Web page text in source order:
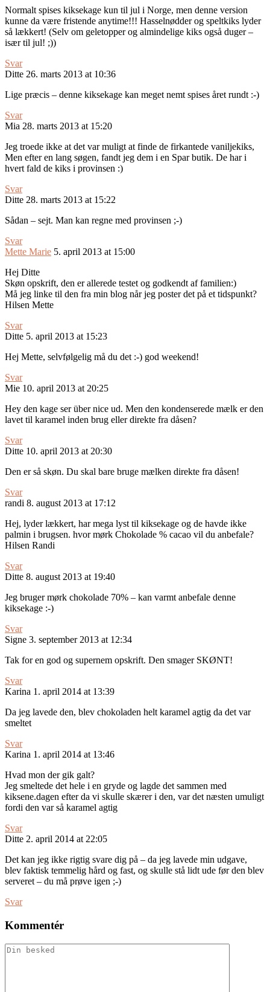
Normalt spises kiksekage kun til jul i Norge, men denne version
kunne da være fristende anytime!!! Hasselnødder og speltkiks lyder
så lækkert! (Selv om geletopper og almindelige kiks også duger –
især til jul! ;))
Svar
Ditte 26. marts 2013 at 10:36
Lige præcis – denne kiksekage kan meget nemt spises året rundt :-)
Svar
Mia 28. marts 2013 at 15:20
Jeg troede ikke at det var muligt at finde de firkantede vaniljekiks,
Men efter en lang søgen, fandt jeg dem i en Spar butik. De har i
hvert fald de kiks i provinsen :)
Svar
Ditte 28. marts 2013 at 15:22
Sådan – sejt. Man kan regne med provinsen ;-)
Svar
Mette Marie 5. april 2013 at 15:00
Hej Ditte
Skøn opskrift, den er allerede testet og godkendt af familien:)
Må jeg linke til den fra min blog når jeg poster det på et tidspunkt?
Hilsen Mette
Svar
Ditte 5. april 2013 at 15:23
Hej Mette, selvfølgelig må du det :-) god weekend!
Svar
Mie 10. april 2013 at 20:25
Hey den kage ser über nice ud. Men den kondenserede mælk er den
lavet til karamel inden brug eller direkte fra dåsen?
Svar
Ditte 10. april 2013 at 20:30
Den er så skøn. Du skal bare bruge mælken direkte fra dåsen!
Svar
randi 8. august 2013 at 17:12
Hej, lyder lækkert, har mega lyst til kiksekage og de havde ikke
palmin i brugsen. hvor mørk Chokolade % cacao vil du anbefale?
Hilsen Randi
Svar
Ditte 8. august 2013 at 19:40
Jeg bruger mørk chokolade 70% – kan varmt anbefale denne
kiksekage :-)
Svar
Signe 3. september 2013 at 12:34
Tak for en god og supernem opskrift. Den smager SKØNT!
Svar
Karina 1. april 2014 at 13:39
Da jeg lavede den, blev chokoladen helt karamel agtig da det var
smeltet
Svar
Karina 1. april 2014 at 13:46
Hvad mon der gik galt?
Jeg smeltede det hele i en gryde og lagde det sammen med
kiksene.dagen efter da vi skulle skærer i den, var det næsten umuligt
fordi den var så karamel agtig
Svar
Ditte 2. april 2014 at 22:05
Det kan jeg ikke rigtig svare dig på – da jeg lavede min udgave,
blev faktisk temmelig hård og fast, og skulle stå lidt ude før den blev
serveret – du må prøve igen ;-)
Svar
Kommentér